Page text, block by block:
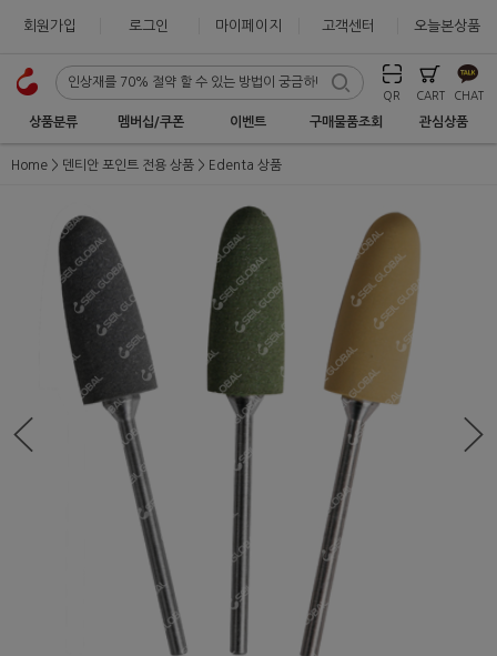
회원가입 로그인 마이페이지 고객센터 오늘본상품
QR CART CHAT
상품분류 멤버십/쿠폰 이벤트 구매물품조회 관심상품
Home 덴티안 포인트 전용 상품 Edenta 상품